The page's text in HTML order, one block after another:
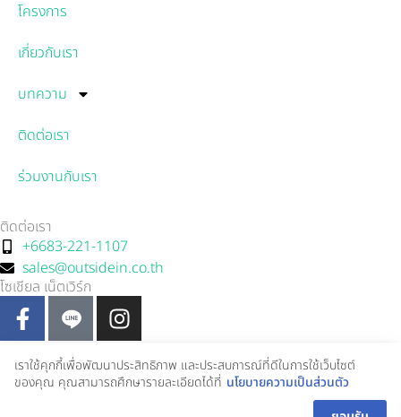
โครงการ
เกี่ยวกับเรา
บทความ
ติดต่อเรา
ร่วมงานกับเรา
ติดต่อเรา
+6683-221-1107
sales@outsidein.co.th
โซเชียล เน็ตเวิร์ก
F
a
c
e
b
I
n
s
t
a
Copyright Information: © 2024 OUTSIDE IN
เราใช้คุกกี้เพื่อพัฒนาประสิทธิภาพ และประสบการณ์ที่ดีในการใช้เว็บไซต์
ของคุณ คุณสามารถศึกษารายละเอียดได้ที่ นโยบายความเป็นส่วนตัว